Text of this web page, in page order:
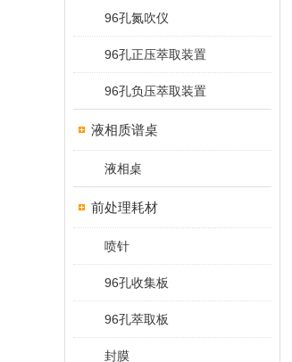
96孔氮吹仪
96孔正压萃取装置
96孔负压萃取装置
液相质谱桌
液相桌
前处理耗材
喷针
96孔收集板
96孔萃取板
封膜